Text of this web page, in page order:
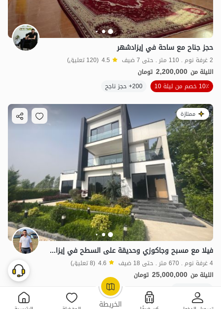
الخريطة OpenStreetMap
حجز جناح مع ساحة في إيزادشهر
2 غرفة نوم . 110 متر . حتى 7 ضيف 4.5 (120 تعليق)
الليلة من 2,200,000 تومان
10٪ خصم من ليلة 10
200+ حجز ناجح
ممتازة
فيلا مع مسبح وجاكوزي وحديقة على السطح في إيزادشهر
4 غرفة نوم . 670 متر . حتى 18 ضيف 4.6 (8 تعليق)
الليلة من 25,000,000 تومان